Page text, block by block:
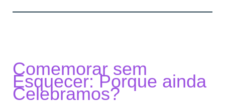
Comemorar sem
Esquecer: Porque ainda
Celebramos?